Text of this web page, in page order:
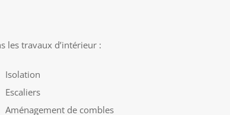
les travaux d’intérieur :
Isolation
Escaliers
Aménagement de combles